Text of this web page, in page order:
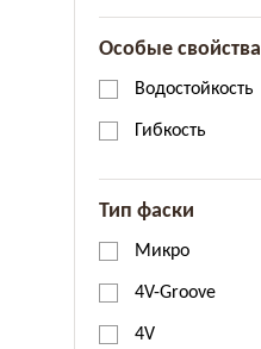
Особые свойства
Водостойкость
Гибкость
Тип фаски
Микро
4V-Groove
4V